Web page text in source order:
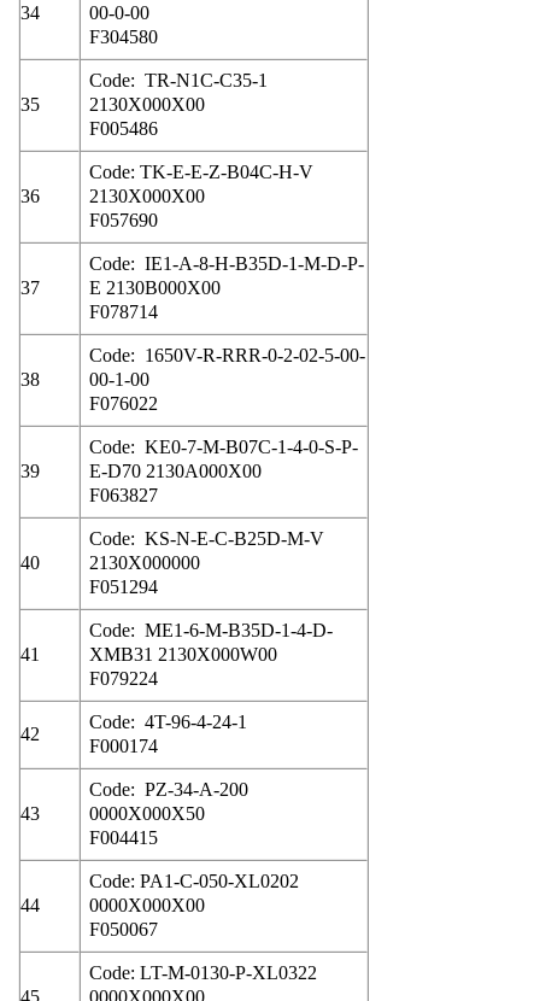
34
00-0-00
F304580
35
Code: TR-N1C-C35-1
2130X000X00
F005486
36
Code: TK-E-E-Z-B04C-H-V
2130X000X00
F057690
37
Code: IE1-A-8-H-B35D-1-M-D-P-
E 2130B000X00
F078714
38
Code: 1650V-R-RRR-0-2-02-5-00-
00-1-00
F076022
39
Code: KE0-7-M-B07C-1-4-0-S-P-
E-D70 2130A000X00
F063827
40
Code: KS-N-E-C-B25D-M-V
2130X000000
F051294
41
Code: ME1-6-M-B35D-1-4-D-
XMB31 2130X000W00
F079224
42
Code: 4T-96-4-24-1
F000174
43
Code: PZ-34-A-200
0000X000X50
F004415
44
Code: PA1-C-050-XL0202
0000X000X00
F050067
45
Code:LT-M-0130-P-XL0322
0000X000X00